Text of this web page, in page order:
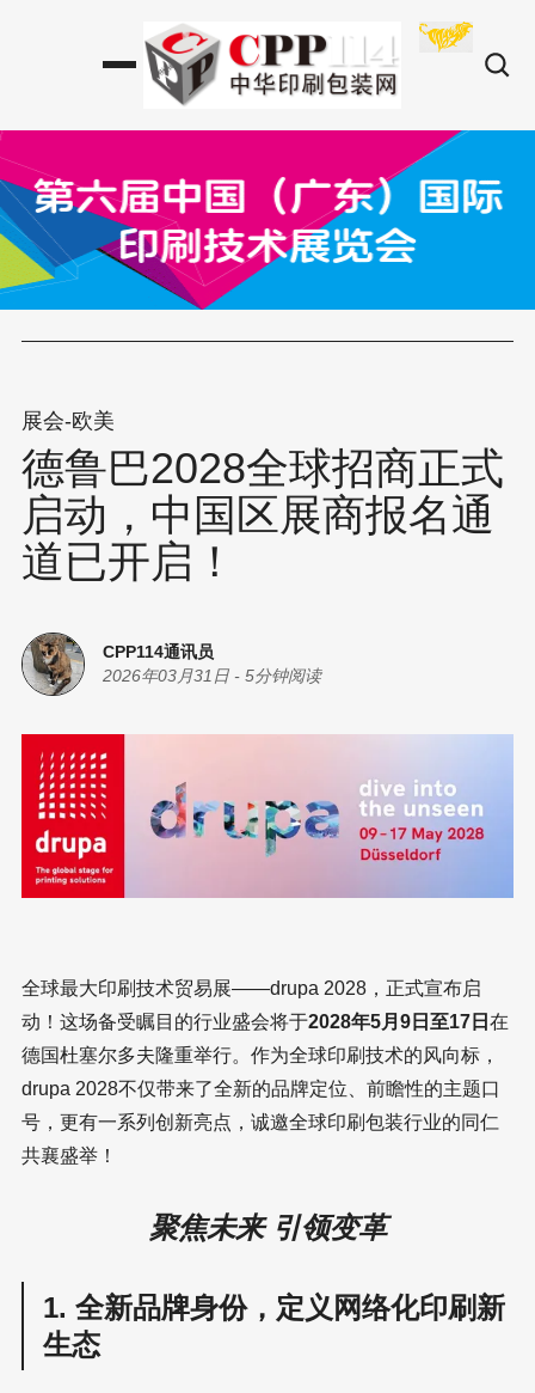
展会-欧美
德鲁巴2028全球招商正式
启动，中国区展商报名通
道已开启！
CPP114通讯员
2026年03月31日 - 5分钟阅读
全球最大印刷技术贸易展——drupa 2028，正式宣布启
动！这场备受瞩目的行业盛会将于2028年5月9日至17日 在
德国杜塞尔多夫隆重举行。作为全球印刷技术的风向标，
drupa 2028不仅带来了全新的品牌定位、前瞻性的主题口
号，更有一系列创新亮点，诚邀全球印刷包装行业的同仁
共襄盛举！
聚焦未来 引领变革
1. 全新品牌身份，定义网络化印刷新
生态